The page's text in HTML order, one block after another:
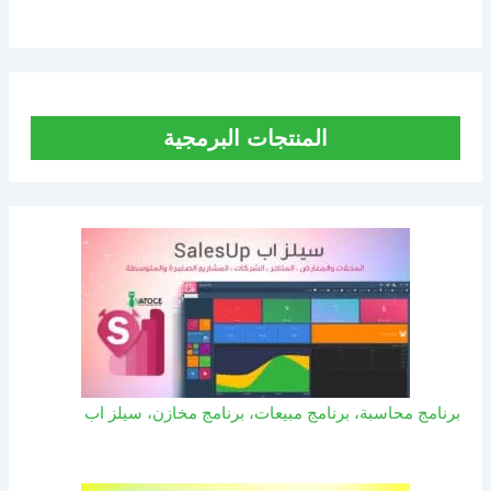
المنتجات البرمجية
برنامج محاسبة، برنامج مبيعات، برنامج مخازن، سيلز اب